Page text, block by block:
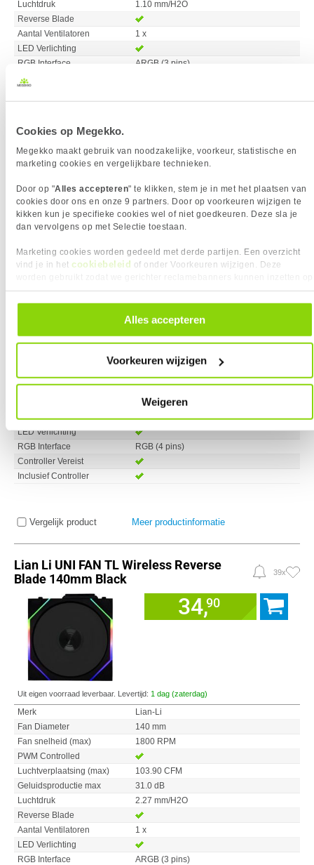
Cookies op Megekko.
Megekko maakt gebruik van noodzakelijke, voorkeur, statistische en
marketing cookies en vergelijkbare technieken.
Door op "Alles accepteren" te klikken, stem je in met het plaatsen van
cookies door ons en onze 9 partners. Door op voorkeuren wijzigen te
kikken kun je specifieke cookies wel of niet goedkeuren. Deze sla je
dan vervolgens op met Selectie toestaan.
Marketing cookies worden gedeeld met derde partijen. Een overzicht
vind je in het cookiebeleid of onder Voorkeuren wijzigen. Deze
andere websites. In onze cookievoorkeuren vind je een overzicht van
alle cookies. Je kunt je gegeven toestemming altijd intrekken, dit doe je
door in de footer van onze website te klikken op ‘Cookievoorkeuren’
Alles accepteren
Voorkeuren wijzigen
Weigeren
Luchtdruk
1.10 mm/H2O
Reverse Blade
Aantal Ventilatoren
1 x
LED Verlichting
RGB Interface
ARGB (3 pins)
Lian Li UNI FAN TL Wireless Reverse
Blade 120mm White 3-pack
99,90
120 mm
2300 RPM
PWM Controlled
Luchtverplaatsing (max)
83.40 CFM
Luchtdruk
2.66 mm/H2O
Aantal Ventilatoren
3 x
LED Verlichting
RGB Interface
RGB (4 pins)
Controller Vereist
Inclusief Controller
Vergelijk product Meer productinformatie
Lian Li UNI FAN TL Wireless Reverse
Blade 140mm Black
39x
34,90
Uit eigen voorraad leverbaar. Levertijd: 1 dag (zaterdag)
Merk
Lian-Li
Fan Diameter
140 mm
Fan snelheid (max)
1800 RPM
PWM Controlled
Luchtverplaatsing (max)
103.90 CFM
Geluidsproductie max
31.0 dB
Luchtdruk
2.27 mm/H2O
Reverse Blade
Aantal Ventilatoren
1 x
LED Verlichting
RGB Interface
ARGB (3 pins)